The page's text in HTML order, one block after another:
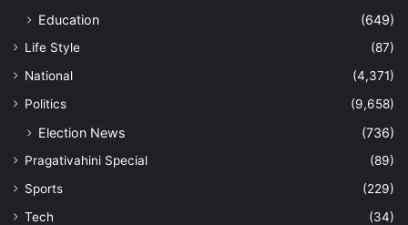
Education
(649)
Life Style
(87)
National
(4,371)
Politics
(9,658)
Election News (736)
Pragativahini Special
(89)
Sports
(229)
Tech
(34)